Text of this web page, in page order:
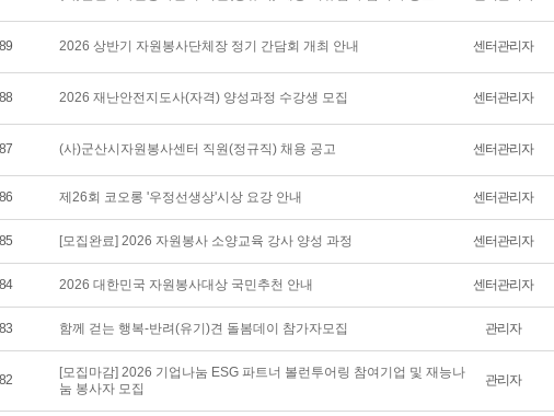
2026 상반기 자원봉사단체장 정기 간담회 개최 안내 센터관리자
2026 재난안전지도사(자격) 양성과정 수강생 모집 센터관리자
(사)군산시자원봉사센터 직원(정규직) 채용 공고 센터관리자
제26회 코오롱 '우정선생상'시상 요강 안내 센터관리자
[모집완료] 2026 자원봉사 소양교육 강사 양성 과정 센터관리자
2026 대한민국 자원봉사대상 국민추천 안내 센터관리자
함께 걷는 행복-반려(유기)견 돌봄데이 참가자모집 관리자
[모집마감] 2026 기업나눔 ESG 파트너 볼런투어링 참여기업 및 재능나
눔 봉사자 모집
관리자